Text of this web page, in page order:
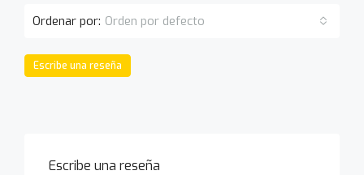
Ordenar por: Orden por defecto
Escribe una reseña
Escribe una reseña